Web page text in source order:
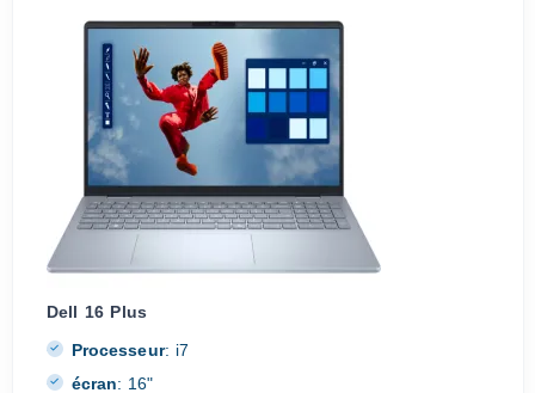
Dell 16 Plus
Processeur: i7
écran: 16"